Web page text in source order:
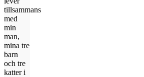
tillsammans
med
min
man,
mina tre
barn
och tre
katter i